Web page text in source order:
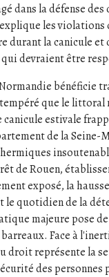
dans la défense
explique les
durant la canicule et
devraient être
bénéficie
que le littoral
canicule estivale
de la Seine-
de Rouen,
exposé, la
le quotidien de la
majeure pose
Face à
droit représente la
des personnes